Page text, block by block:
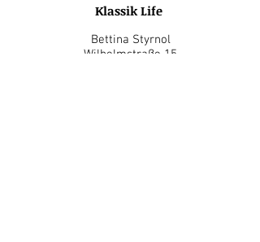
Klassik Life
Bettina Styrnol
Wilhelmstraße 15